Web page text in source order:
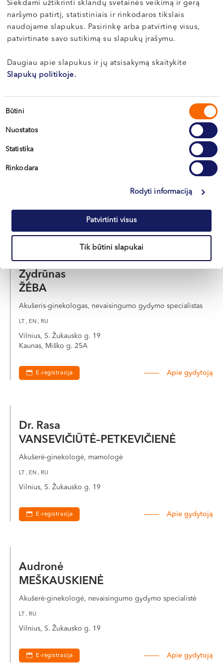
Siekdami užtikrinti sklandų svetainės veikimą ir gerą
naršymo patirtį, statistiniais ir rinkodaros tikslais
naudojame slapukus. Pasirinkę arba patvirtinę visus,
patvirtinate savo sutikimą su slapukų įrašymu.
Daugiau apie slapukus ir jų atsisakymą skaitykite
Slapukų politikoje.
Sutikimo
Būtini
Nuostatos
Statistika
Rinkodara
Rodyti informaciją
Patvirtinti visus
Tik būtini slapukai
Akušeris-ginekologas
LT , RU , PL
E-registracija
Akušerė-ginekologė, nevaisingumo gydymo specialistė
LT , EN , RU , ES
Žydrūnas
ŽĖBA
Akušeris-ginekologas, nevaisingumo gydymo specialistas
LT , EN , RU
Vilnius, S. Žukausko g. 19
Kaunas, Miško g. 25A
E-registracija Apie gydytoją
Dr. Rasa
VANSEVIČIŪTĖ–PETKEVIČIENĖ
Akušerė-ginekologė, mamologė
LT , EN , RU
Vilnius, S. Žukausko g. 19
E-registracija Apie gydytoją
Audronė
MEŠKAUSKIENĖ
Akušerė-ginekologė, nevaisingumo gydymo specialistė
LT , RU
Vilnius, S. Žukausko g. 19
E-registracija Apie gydytoją